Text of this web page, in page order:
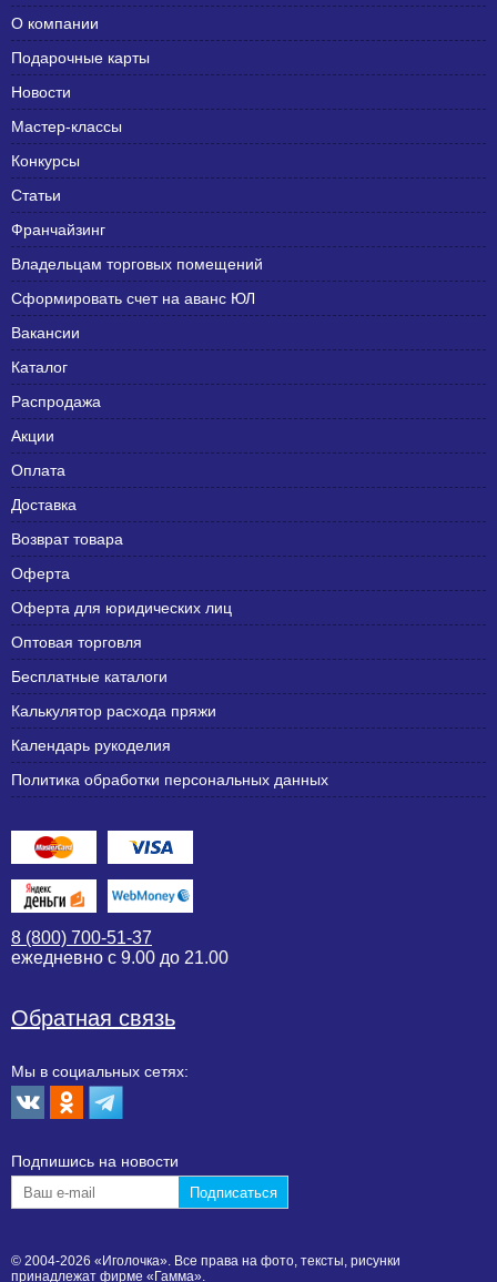
О компании
Подарочные карты
Новости
Мастер-классы
Конкурсы
Статьи
Франчайзинг
Владельцам торговых помещений
Сформировать счет на аванс ЮЛ
Вакансии
Каталог
Распродажа
Акции
Оплата
Доставка
Возврат товара
Оферта
Оферта для юридических лиц
Оптовая торговля
Бесплатные каталоги
Калькулятор расхода пряжи
Календарь рукоделия
Политика обработки персональных данных
8 (800) 700-51-37
ежедневно с 9.00 до 21.00
Обратная связь
Мы в социальных сетях:
Подпишиcь на новости
© 2004-2026 «Иголочка». Все права на фото, тексты, рисунки
принадлежат фирме «Гамма».